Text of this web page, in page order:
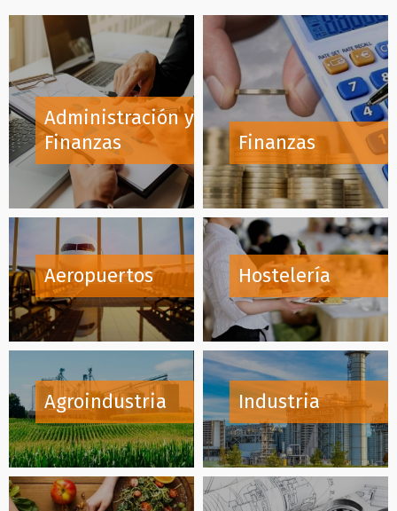
Administración y
Finanzas
Aeropuertos
Agroindustria
Finanzas
Hostelería
Industria